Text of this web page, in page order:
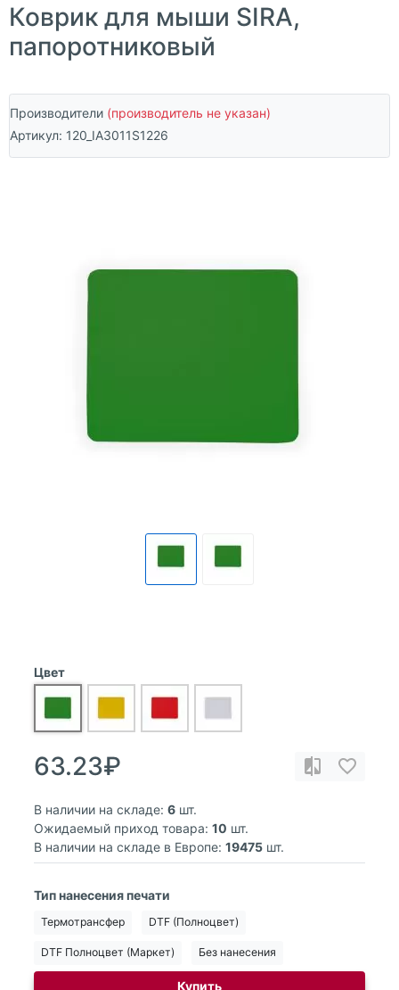
Коврик для мыши SIRA,
папоротниковый
Производители (производитель не указан)
Артикул: 120_IA3011S1226
Цвет
63.23₽
В наличии на складе: 6 шт.
Ожидаемый приход товара: 10 шт.
В наличии на складе в Европе: 19475 шт.
Тип нанесения печати
Термотрансфер DTF (Полноцвет)
DTF Полноцвет (Маркет) Без нанесения
Купить